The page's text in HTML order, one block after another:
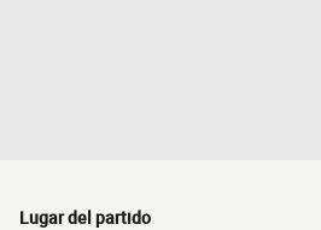
Lugar del partido